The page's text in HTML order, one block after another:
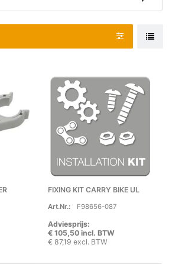
FIXING KIT CARRY BIKE UL
Art.Nr.: F98656-087
Adviesprijs:
€ 105,50 incl. BTW
€ 87,19 excl. BTW